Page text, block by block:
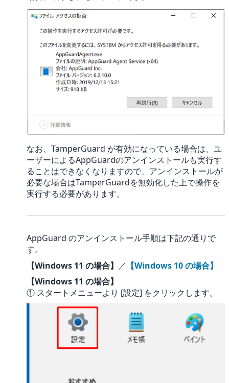
なお、TamperGuard が有効になっている場合は、ユ
ーザーによるAppGuardのアンインストールも実行す
ることはできなくなりますので、アンインストールが
必要な場合はTamperGuardを無効化した上で操作を
実行する必要があります。
AppGuard のアンインストール手順は下記の通りで
す。
【Windows 11 の場合】
／ 【Windows 10 の場合】
【Windows 11 の場合】
① スタートメニューより [設定] をクリックします。